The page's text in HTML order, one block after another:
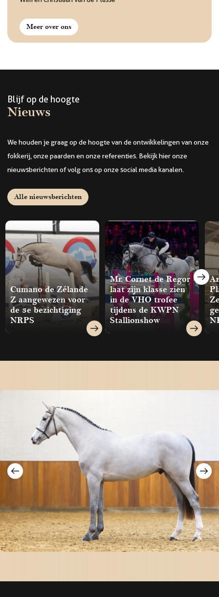
Meer over ons
Blijf op de hoogte
Nieuws
We houden je graag op de hoogte van de ontwikkelingen van onze
fokkerij, onze paarden en onze referenties. Bekijk hier onze
nieuwsberichten of volg ons op onze social media kanalen.
Alle nieuwsberichten
Cumano de Zélande
Z aangewezen voor
de 3e bezichtiging
NRPS
Mr. Cornet de Regor
laat zijn klasse zien
in de VHO trofee
tijdens de KWPN
Stallionshow